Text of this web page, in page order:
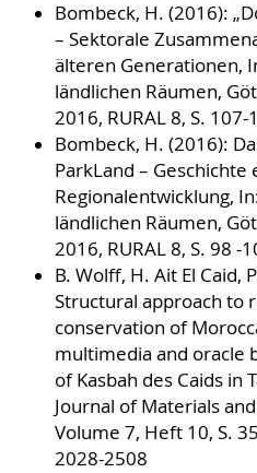
Bombeck, H. (2016):
– Sektorale
älteren Generationen,
ländlichen Räumen,
2016, RURAL 8, S. 107-
Bombeck, H. (2016):
ParkLand –
Regionalentwicklung,
ländlichen Räumen,
2016, RURAL 8, S. 98 -
B. Wolff, H. Ait El Caid,
Structural approach to
conservation of
multimedia and oracle
of Kasbah des Caids in
Journal of Materials
Volume 7, Heft 10, S.
2028-2508